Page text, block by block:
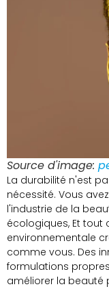
Source d'image:
La durabilité n'est
nécessité. Vous
l'industrie de la
écologiques, Et
environnementale
comme vous. Des
formulations
améliorer la beauté